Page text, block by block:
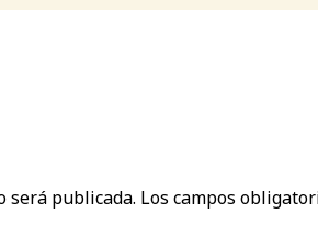
será publicada. Los campos